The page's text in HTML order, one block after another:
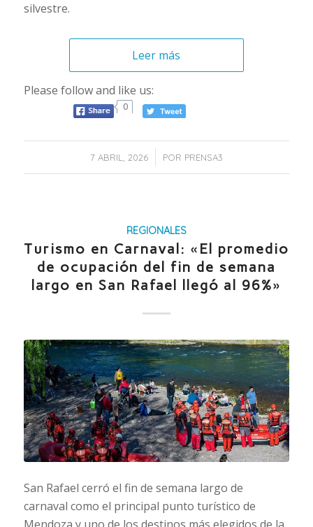
silvestre.
Leer más
Please follow and like us:
0
7 ABRIL, 2026
/ POR PRENSA3
REGIONALES
Turismo en Carnaval: «El promedio
de ocupación del fin de semana
largo en San Rafael llegó al 96%»
San Rafael cerró el fin de semana largo de
carnaval como el principal punto turístico de